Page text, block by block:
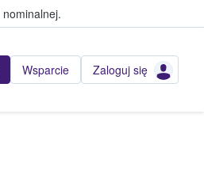
Wsparcie Zaloguj się